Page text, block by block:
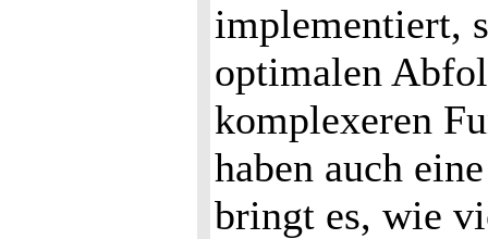
implementiert,
optimalen
komplexeren
haben auch
bringt es, wie